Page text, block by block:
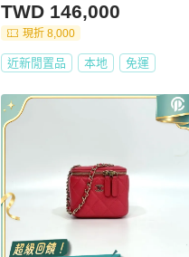
TWD 146,000
現折 8,000
近新閒置品 本地 免運